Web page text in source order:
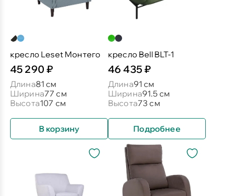
кресло Leset Монтего
45 290 ₽
Длина81 см
Ширина77 см
Высота107 см
В корзину
кресло Bell BLT-1
46 435 ₽
Длина91 см
Ширина91.5 см
Высота73 см
Подробнее